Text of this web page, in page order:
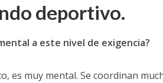
deportivo.
a este nivel de exigencia?
es muy mental. Se coordinan